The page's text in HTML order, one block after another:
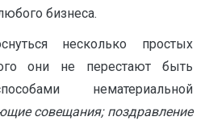
бизнеса.
несколько простых
они не перестают быть
нематериальной
совещания; поздравление